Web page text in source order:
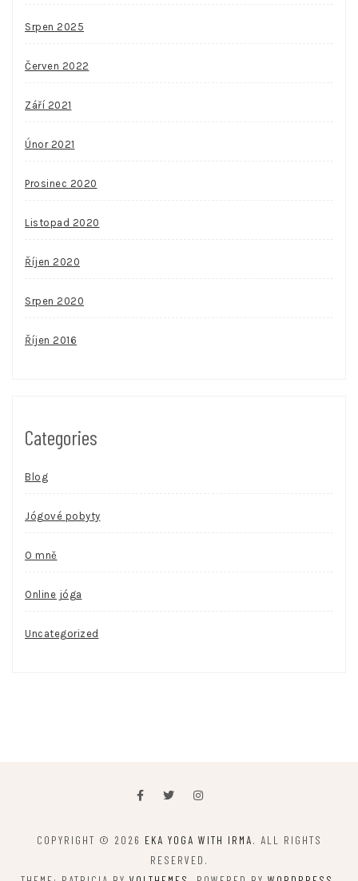
Srpen 2025
Červen 2022
Září 2021
Únor 2021
Prosinec 2020
Listopad 2020
Říjen 2020
Srpen 2020
Říjen 2016
Categories
Blog
Jógové pobyty
O mně
Online jóga
Uncategorized
COPYRIGHT © 2026 EKA YOGA WITH IRMA. ALL RIGHTS
RESERVED.